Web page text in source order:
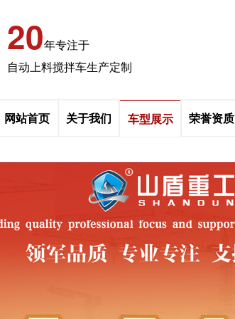
20年专注于
自动上料搅拌车生产定制
网站首页 关于我们 车型展示 荣誉资质